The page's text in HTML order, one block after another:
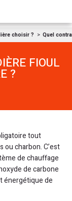
choisir ? Quel
FIOUL
?
tout
ou charbon. C’est
de chauffage
de carbone
énergétique de